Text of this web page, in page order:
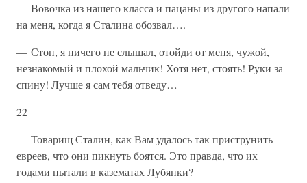
— Вовочка из нашего класса и пацаны из другого напали
на меня, когда я Сталина обозвал….
— Стоп, я ничего не слышал, отойди от меня, чужой,
незнакомый и плохой мальчик! Хотя нет, стоять! Руки за
спину! Лучше я сам тебя отведу…
22
— Товарищ Сталин, как Вам удалось так приструнить
евреев, что они пикнуть боятся. Это правда, что их
годами пытали в казематах Лубянки?